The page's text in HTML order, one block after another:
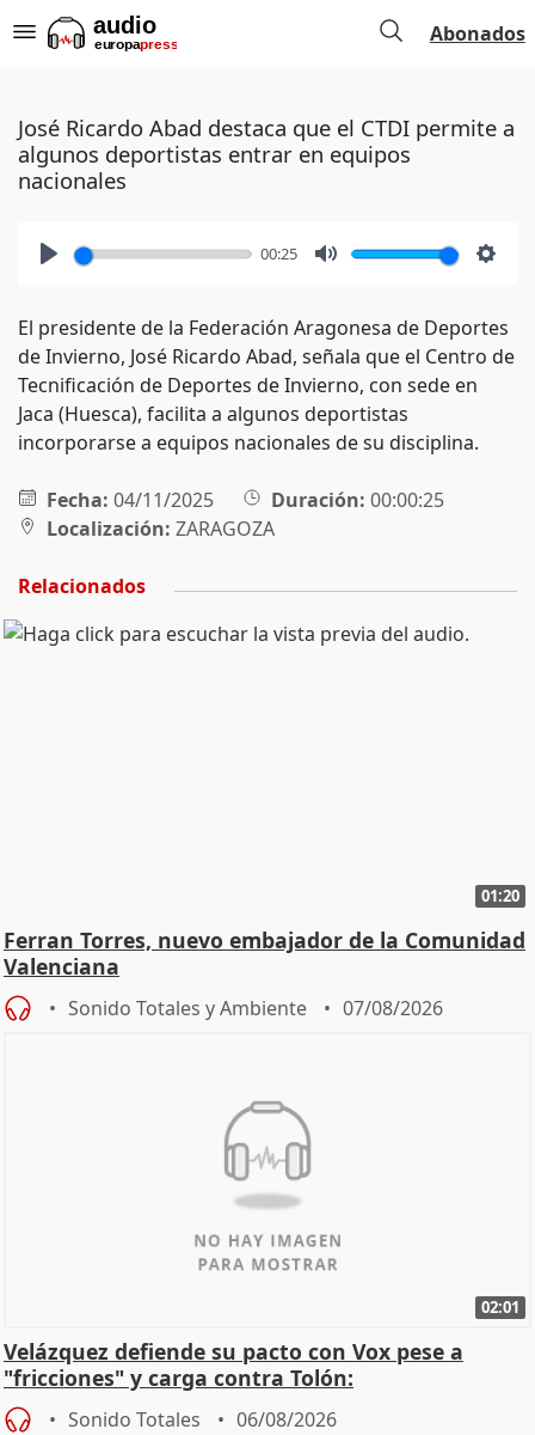
Abonados
José Ricardo Abad destaca que el CTDI permite a
algunos deportistas entrar en equipos
nacionales
00:25
El presidente de la Federación Aragonesa de Deportes
de Invierno, José Ricardo Abad, señala que el Centro de
Tecnificación de Deportes de Invierno, con sede en
Jaca (Huesca), facilita a algunos deportistas
incorporarse a equipos nacionales de su disciplina.
Fecha: 04/11/2025 Duración: 00:00:25
Localización: ZARAGOZA
Relacionados
01:20
Ferran Torres, nuevo embajador de la Comunidad
Valenciana
Sonido Totales y Ambiente 07/08/2026
02:01
Velázquez defiende su pacto con Vox pese a
"fricciones" y carga contra Tolón:
Sonido Totales 06/08/2026